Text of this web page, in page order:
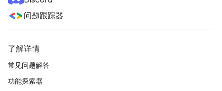
问题跟踪器
了解详情
常见问题解答
功能探索器